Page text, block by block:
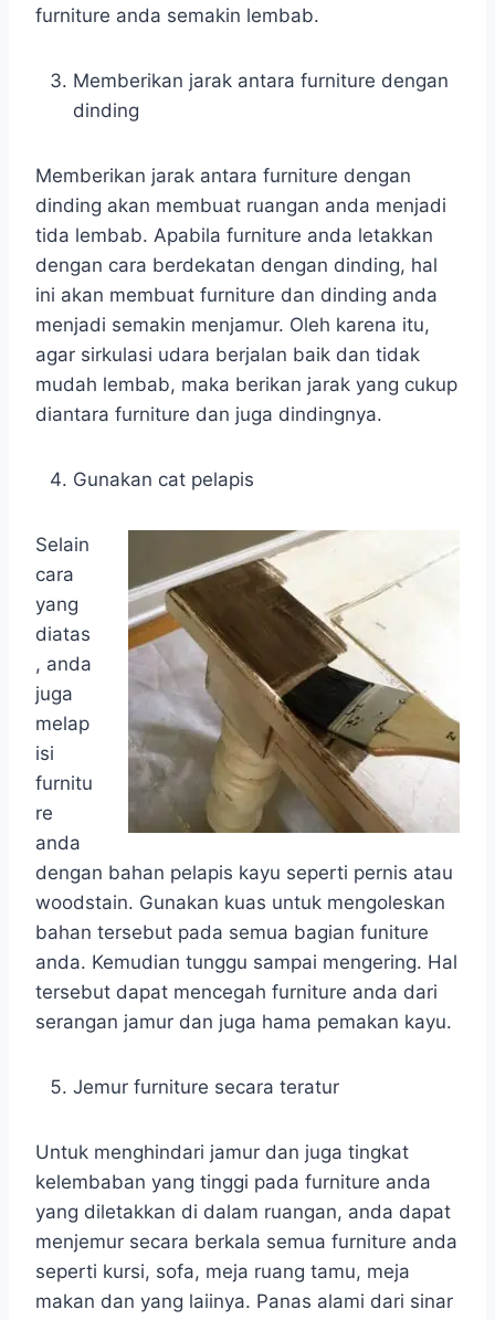
furniture anda semakin lembab.
Memberikan jarak antara furniture dengan
dinding
Memberikan jarak antara furniture dengan
dinding akan membuat ruangan anda menjadi
tida lembab. Apabila furniture anda letakkan
dengan cara berdekatan dengan dinding, hal
ini akan membuat furniture dan dinding anda
menjadi semakin menjamur. Oleh karena itu,
agar sirkulasi udara berjalan baik dan tidak
mudah lembab, maka berikan jarak yang cukup
diantara furniture dan juga dindingnya.
Gunakan cat pelapis
Selain
cara
yang
diatas
, anda
juga
melap
isi
furnitu
re
anda
dengan bahan pelapis kayu seperti pernis atau
woodstain. Gunakan kuas untuk mengoleskan
bahan tersebut pada semua bagian funiture
anda. Kemudian tunggu sampai mengering. Hal
tersebut dapat mencegah furniture anda dari
serangan jamur dan juga hama pemakan kayu.
Jemur furniture secara teratur
Untuk menghindari jamur dan juga tingkat
kelembaban yang tinggi pada furniture anda
yang diletakkan di dalam ruangan, anda dapat
menjemur secara berkala semua furniture anda
seperti kursi, sofa, meja ruang tamu, meja
makan dan yang laiinya. Panas alami dari sinar